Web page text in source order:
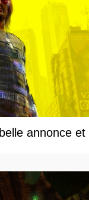
annonce et